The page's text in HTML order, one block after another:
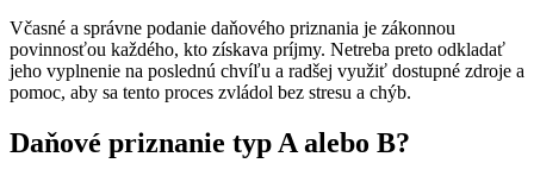
Včasné a správne podanie daňového priznania je zákonnou
povinnosťou každého, kto získava príjmy. Netreba preto odkladať
jeho vyplnenie na poslednú chvíľu a radšej využiť dostupné zdroje a
pomoc, aby sa tento proces zvládol bez stresu a chýb.
Daňové priznanie typ A alebo B?